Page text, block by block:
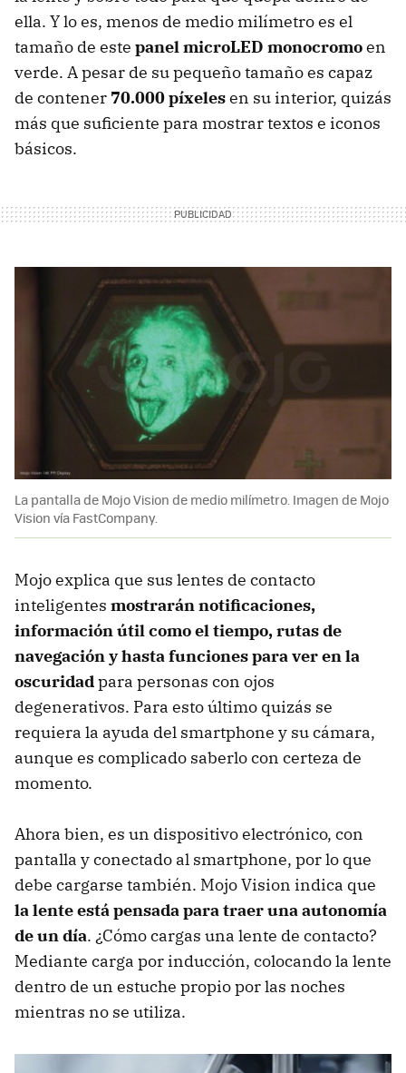
ella. Y lo es, menos de medio milímetro es el
tamaño de este panel microLED monocromoen
verde. A pesar de su pequeño tamaño es capaz
de contener 70.000 píxelesen su interior, quizás
más que suficiente para mostrar textos e iconos
básicos.
La pantalla de Mojo Vision de medio milímetro. Imagen de Mojo
Vision vía FastCompany.
Mojo explica que sus lentes de contacto
inteligentes mostrarán notificaciones,
información útil como el tiempo, rutas de
navegación y hasta funciones para ver en la
oscuridadpara personas con ojos
degenerativos. Para esto último quizás se
requiera la ayuda del smartphone y su cámara,
aunque es complicado saberlo con certeza de
momento.
Ahora bien, es un dispositivo electrónico, con
pantalla y conectado al smartphone, por lo que
debe cargarse también. Mojo Vision indica que
la lente está pensada para traer una autonomía
de un día. ¿Cómo cargas una lente de contacto?
Mediante carga por inducción, colocando la lente
dentro de un estuche propio por las noches
mientras no se utiliza.